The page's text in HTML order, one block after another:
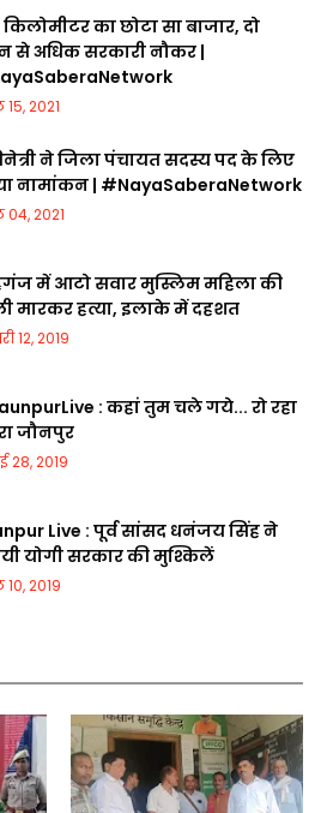
का छोटा सा बाजार, दो
से अधिक सरकारी नौकर |
15, 2021
ने जिला पंचायत सदस्य पद के लिए
नामांकन | #NayaSaberaNetwork
04, 2021
में आटो सवार मुस्लिम महिला की
मारकर हत्या, इलाके में दहशत
12, 2019
: कहां तुम चले गये... रो रहा
जौनपुर
28, 2019
Live : पूर्व सांसद धनंजय सिंह ने
योगी सरकार की मुश्किलें
10, 2019